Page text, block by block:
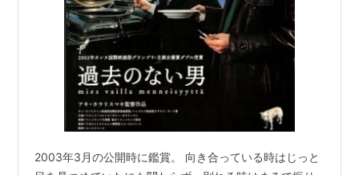
2003年3月の公開時に鑑賞。 向き合っている時はじっと